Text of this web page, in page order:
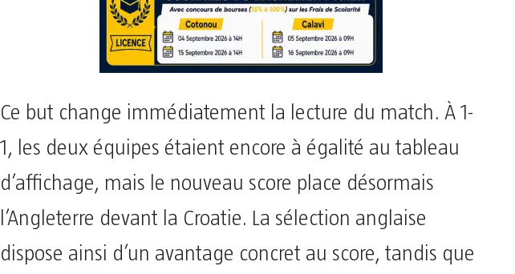
Ce but change immédiatement la lecture du match. À 1-
1, les deux équipes étaient encore à égalité au tableau
d’affichage, mais le nouveau score place désormais
l’Angleterre devant la Croatie. La sélection anglaise
dispose ainsi d’un avantage concret au score, tandis que